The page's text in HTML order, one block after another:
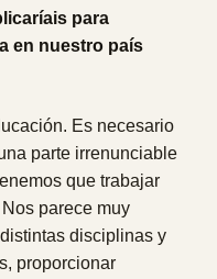
para
en nuestro país
Es necesario
parte irrenunciable
que trabajar
parece muy
disciplinas y
proporcionar